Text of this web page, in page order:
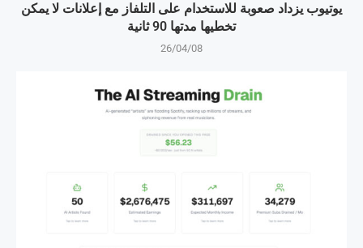
يوتيوب يزداد صعوبة للاستخدام على التلفاز مع إعلانات لا يمكن
تخطيها مدتها 90 ثانية
26/04/08